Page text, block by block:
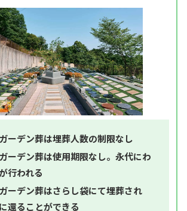
ーデン葬は埋葬人数の制限なし
ーデン葬は使用期限なし。永代にわ
行われる
ーデン葬はさらし袋にて埋葬され
還ることができる